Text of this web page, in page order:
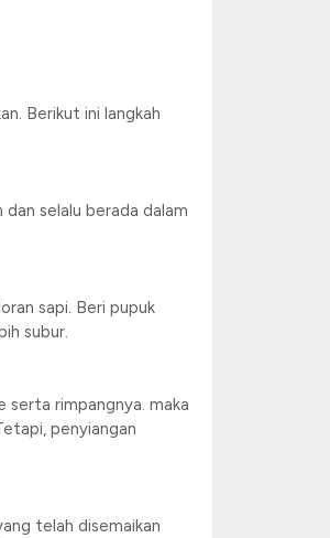
Berikut ini langkah
dan selalu berada dalam
sapi. Beri pupuk
subur.
serta rimpangnya. maka
penyiangan
telah disemaikan